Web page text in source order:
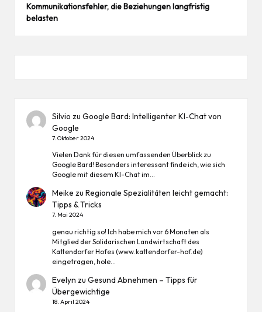
Kommunikationsfehler, die Beziehungen langfristig
belasten
Silvio zuGoogle Bard: Intelligenter KI-Chat von
Google
7. Oktober 2024
Vielen Dank für diesen umfassenden Überblick zu
Google Bard! Besonders interessant finde ich, wie sich
Google mit diesem KI-Chat im…
Meike zuRegionale Spezialitäten leicht gemacht:
Tipps & Tricks
7. Mai 2024
genau richtig so! Ich habe mich vor 6 Monaten als
Mitglied der Solidarischen Landwirtschaft des
Kattendorfer Hofes (www.kattendorfer-hof.de)
eingetragen, hole…
Evelyn zuGesund Abnehmen – Tipps für
Übergewichtige
18. April 2024